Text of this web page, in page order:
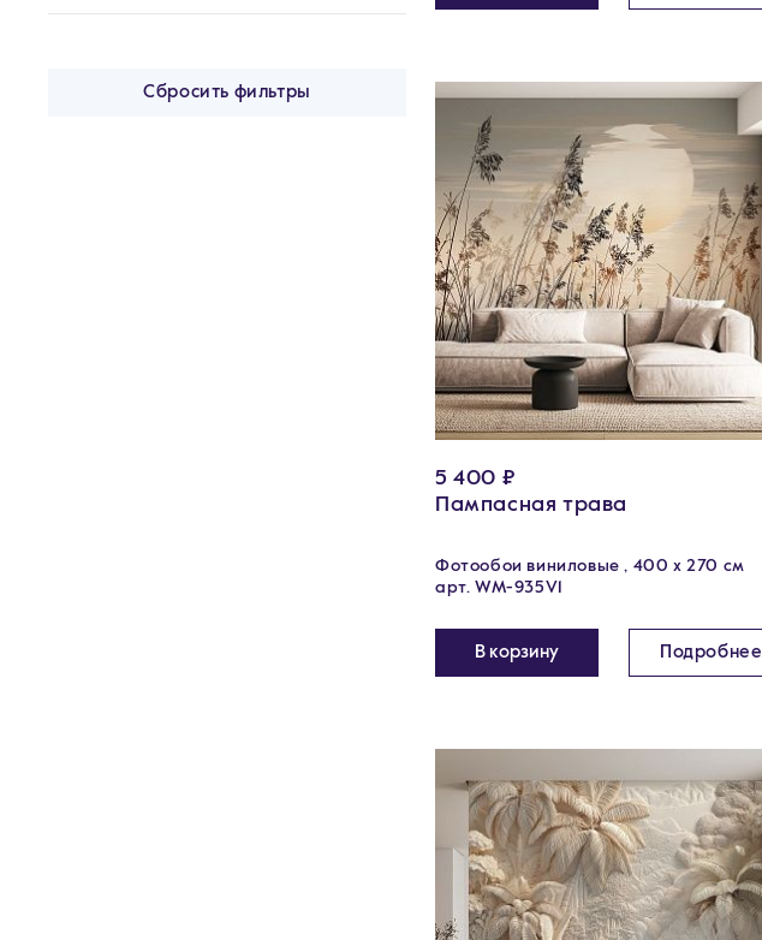
Сбросить фильтры
5 400 ₽
Пампасная трава
Фотообои виниловые , 400 х 270 см
арт. WM-935V1
В корзину Подробнее